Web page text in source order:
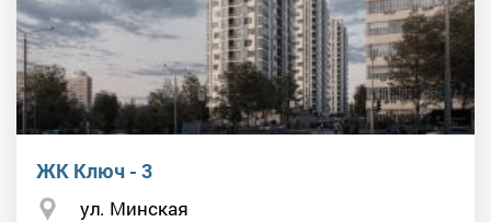
ЖК Ключ - 3
ул. Минская